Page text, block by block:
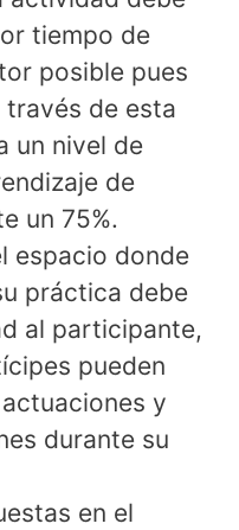
tiempo de
posible pues
través de esta
un nivel de
de
un 75%.
espacio donde
práctica debe
al participante,
pueden
y
durante su
en el